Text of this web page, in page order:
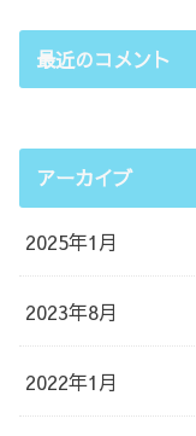
最近のコメント
アーカイブ
2025年1月
2023年8月
2022年1月